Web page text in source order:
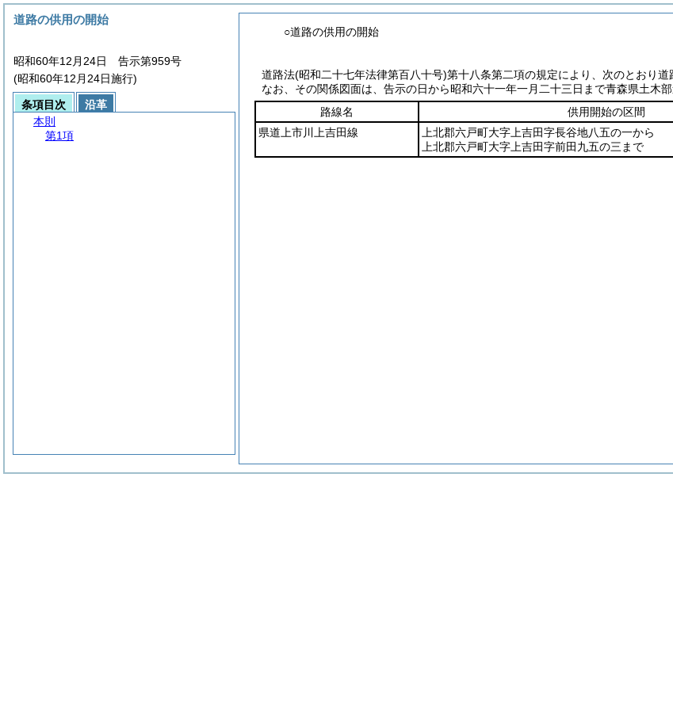
○道路の供用の開始
道路法(昭和二十七年法律第百八十号)第十八条第二項の規定により、次のとおり
なお、その関係図面は、告示の日から昭和六十一年一月二十三日まで青森県土木
路線名
供用開始の区間
県道上市川上吉田線
上北郡六戸町大字上吉田字長谷地八五の一から
上北郡六戸町大字上吉田字前田九五の三まで
道路の供用の開始
昭和60年12月24日 告示第959号
(昭和60年12月24日施行)
条項目次
沿革
本則
第1項